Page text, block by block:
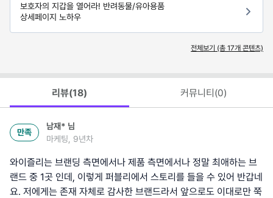
보호자의 지갑을 열어라! 반려동물/유아용품
상세페이지 노하우
전체보기 (총 17개 콘텐츠)
리뷰(18) 커뮤니티(0)
만족
남재* 님
마케팅, 9년차
와이즐리는 브랜딩 측면에서나 제품 측면에서나 정말 최애하는 브
랜드 중 1곳 인데, 이렇게 퍼블리에서 스토리를 들을 수 있어 반갑네
요. 저에게는 존재 자체로 감사한 브랜드라서 앞으로도 이대로만 쭉